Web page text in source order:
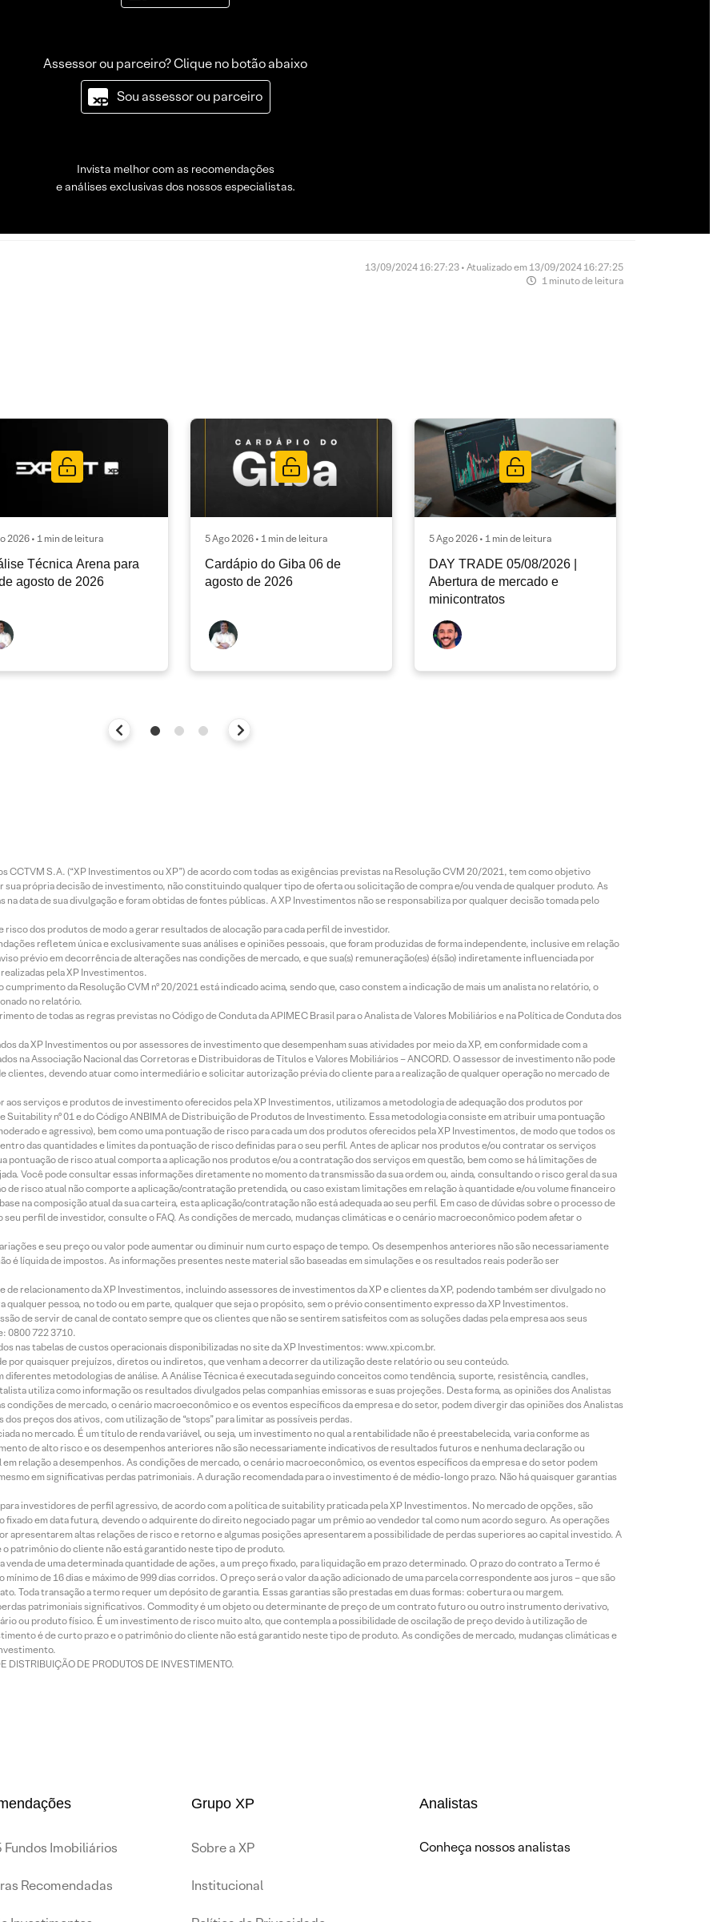
Assessor ou parceiro? Clique no botão abaixo
Sou assessor ou parceiro
Invista melhor com as recomendações
e análises exclusivas dos nossos especialistas.
13/09/2024 16:27:23 • Atualizado em 13/09/2024 16:27:25
1 minuto de leitura
2026 • 1 min de leitura
Técnica Arena para
agosto de 2026
5 Ago 2026 • 1 min de leitura
Cardápio do Giba 06 de
agosto de 2026
5 Ago 2026 • 1 min de leitura
DAY TRADE 05/08/2026 |
Abertura de mercado e
minicontratos
CCTVM S.A. (“XP Investimentos ou XP”) de acordo com todas as exigências previstas na Resolução CVM 20/2021, tem como objetivo
própria decisão de investimento, não constituindo qualquer tipo de oferta ou solicitação de compra e/ou venda de qualquer produto. As
data de sua divulgação e foram obtidas de fontes públicas. A XP Investimentos não se responsabiliza por qualquer decisão tomada pelo
dos produtos de modo a gerar resultados de alocação para cada perfil de investidor.
refletem única e exclusivamente suas análises e opiniões pessoais, que foram produzidas de forma independente, inclusive em relação
prévio em decorrência de alterações nas condições de mercado, e que sua(s) remuneração(es) é(são) indiretamente influenciada por
pela XP Investimentos.
da Resolução CVM nº 20/2021 está indicado acima, sendo que, caso constem a indicação de mais um analista no relatório, o
no relatório.
de todas as regras previstas no Código de Conduta da APIMEC Brasil para o Analista de Valores Mobiliários e na Política de Conduta dos
da XP Investimentos ou por assessores de investimento que desempenham suas atividades por meio da XP, em conformidade com a
na Associação Nacional das Corretoras e Distribuidoras de Títulos e Valores Mobiliários – ANCORD. O assessor de investimento não pode
devendo atuar como intermediário e solicitar autorização prévia do cliente para a realização de qualquer operação no mercado de
aos serviços e produtos de investimento oferecidos pela XP Investimentos, utilizamos a metodologia de adequação dos produtos por
nº 01 e do Código ANBIMA de Distribuição de Produtos de Investimento. Essa metodologia consiste em atribuir uma pontuação
e agressivo), bem como uma pontuação de risco para cada um dos produtos oferecidos pela XP Investimentos, de modo que todos os
das quantidades e limites da pontuação de risco definidas para o seu perfil. Antes de aplicar nos produtos e/ou contratar os serviços
de risco atual comporta a aplicação nos produtos e/ou a contratação dos serviços em questão, bem como se há limitações de
Você pode consultar essas informações diretamente no momento da transmissão da sua ordem ou, ainda, consultando o risco geral da sua
de risco atual não comporte a aplicação/contratação pretendida, ou caso existam limitações em relação à quantidade e/ou volume financeiro
na composição atual da sua carteira, esta aplicação/contratação não está adequada ao seu perfil. Em caso de dúvidas sobre o processo de
perfil de investidor, consulte o FAQ. As condições de mercado, mudanças climáticas e o cenário macroeconômico podem afetar o
e seu preço ou valor pode aumentar ou diminuir num curto espaço de tempo. Os desempenhos anteriores não são necessariamente
é líquida de impostos. As informações presentes neste material são baseadas em simulações e os resultados reais poderão ser
relacionamento da XP Investimentos, incluindo assessores de investimentos da XP e clientes da XP, podendo também ser divulgado no
qualquer pessoa, no todo ou em parte, qualquer que seja o propósito, sem o prévio consentimento expresso da XP Investimentos.
de servir de canal de contato sempre que os clientes que não se sentirem satisfeitos com as soluções dadas pela empresa aos seus
0800 722 3710.
nas tabelas de custos operacionais disponibilizadas no site da XP Investimentos: www.xpi.com.br.
por quaisquer prejuízos, diretos ou indiretos, que venham a decorrer da utilização deste relatório ou seu conteúdo.
diferentes metodologias de análise. A Análise Técnica é executada seguindo conceitos como tendência, suporte, resistência, candles,
utiliza como informação os resultados divulgados pelas companhias emissoras e suas projeções. Desta forma, as opiniões dos Analistas
condições de mercado, o cenário macroeconômico e os eventos específicos da empresa e do setor, podem divergir das opiniões dos Analistas
preços dos ativos, com utilização de “stops” para limitar as possíveis perdas.
no mercado. É um título de renda variável, ou seja, um investimento no qual a rentabilidade não é preestabelecida, varia conforme as
de alto risco e os desempenhos anteriores não são necessariamente indicativos de resultados futuros e nenhuma declaração ou
relação a desempenhos. As condições de mercado, o cenário macroeconômico, os eventos específicos da empresa e do setor podem
em significativas perdas patrimoniais. A duração recomendada para o investimento é de médio-longo prazo. Não há quaisquer garantias
investidores de perfil agressivo, de acordo com a política de suitability praticada pela XP Investimentos. No mercado de opções, são
em data futura, devendo o adquirente do direito negociado pagar um prêmio ao vendedor tal como num acordo seguro. As operações
apresentarem altas relações de risco e retorno e algumas posições apresentarem a possibilidade de perdas superiores ao capital investido. A
patrimônio do cliente não está garantido neste tipo de produto.
de uma determinada quantidade de ações, a um preço fixado, para liquidação em prazo determinado. O prazo do contrato a Termo é
de 16 dias e máximo de 999 dias corridos. O preço será o valor da ação adicionado de uma parcela correspondente aos juros – que são
Toda transação a termo requer um depósito de garantia. Essas garantias são prestadas em duas formas: cobertura ou margem.
patrimoniais significativos. Commodity é um objeto ou determinante de preço de um contrato futuro ou outro instrumento derivativo,
ou produto físico. É um investimento de risco muito alto, que contempla a possibilidade de oscilação de preço devido à utilização de
é de curto prazo e o patrimônio do cliente não está garantido neste tipo de produto. As condições de mercado, mudanças climáticas e
DISTRIBUIÇÃO DE PRODUTOS DE INVESTIMENTO.
Fundos Imobiliários
Recomendadas
Grupo XP
Sobre a XP
Institucional
Analistas
Conheça nossos analistas